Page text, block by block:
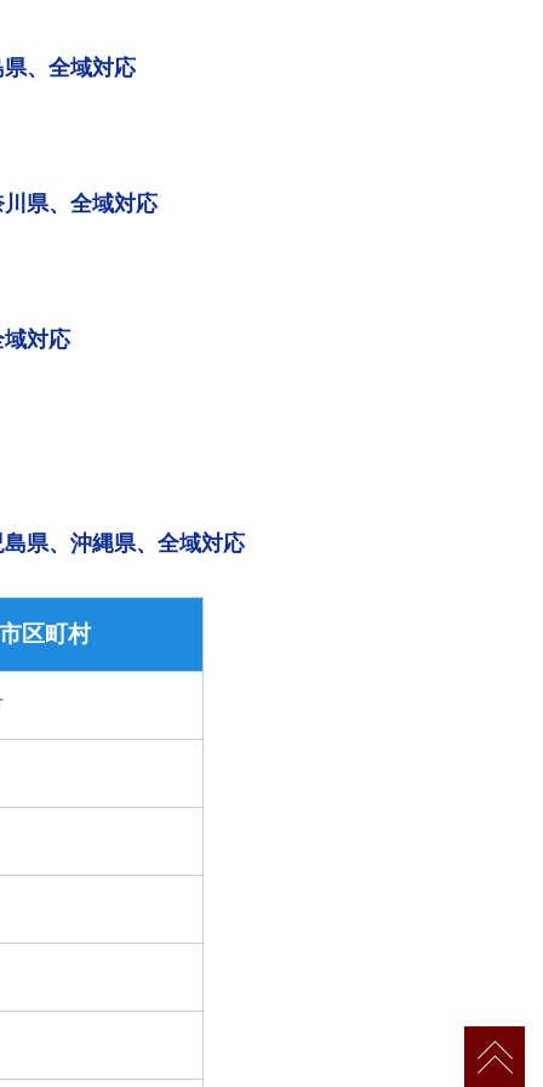
、全域対応
県、全域対応
対応
県、沖縄県、全域対応
市区町村